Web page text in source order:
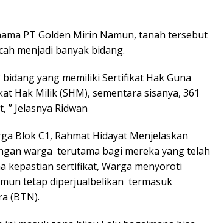
PT Golden Mirin Namun, tanah tersebut
menjadi banyak bidang.
yang memiliki Sertifikat Hak Guna
Hak Milik (SHM), sementara sisanya, 361
Jelasnya Ridwan
Blok C1, Rahmat Hidayat Menjelaskan
warga terutama bagi mereka yang telah
kepastian sertifikat, Warga menyoroti
tetap diperjualbelikan termasuk
(BTN).